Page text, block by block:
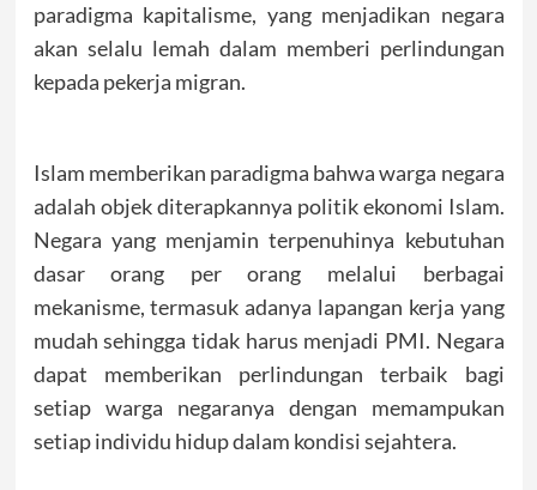
paradigma kapitalisme, yang menjadikan negara
akan selalu lemah dalam memberi perlindungan
kepada pekerja migran.
Islam memberikan paradigma bahwa warga negara
adalah objek diterapkannya politik ekonomi Islam.
Negara yang menjamin terpenuhinya kebutuhan
dasar orang per orang melalui berbagai
mekanisme, termasuk adanya lapangan kerja yang
mudah sehingga tidak harus menjadi PMI. Negara
dapat memberikan perlindungan terbaik bagi
setiap warga negaranya dengan memampukan
setiap individu hidup dalam kondisi sejahtera.